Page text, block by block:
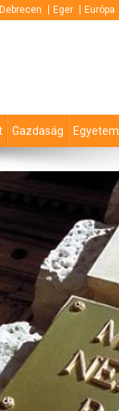
Debrecen Eger Európa
Gazdaság Egyetem